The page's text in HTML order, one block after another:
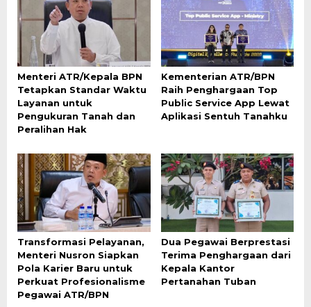
Menteri ATR/Kepala BPN
Tetapkan Standar Waktu
Layanan untuk
Pengukuran Tanah dan
Peralihan Hak
Kementerian ATR/BPN
Raih Penghargaan Top
Public Service App Lewat
Aplikasi Sentuh Tanahku
Transformasi Pelayanan,
Menteri Nusron Siapkan
Pola Karier Baru untuk
Perkuat Profesionalisme
Pegawai ATR/BPN
Dua Pegawai Berprestasi
Terima Penghargaan dari
Kepala Kantor
Pertanahan Tuban